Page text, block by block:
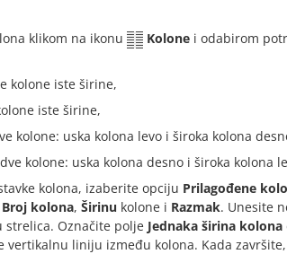
klikom na ikonu Kolone i odabirom
kolone iste širine,
iste širine,
kolone: uska kolona levo i široka kolona
kolone: uska kolona desno i široka kolona
kolona, izaberite opciju Prilagođene
Broj kolona, Širinu kolone i Razmak. Unesite
strelica. Označite polje Jednaka širina kolona
vertikalnu liniju između kolona. Kada